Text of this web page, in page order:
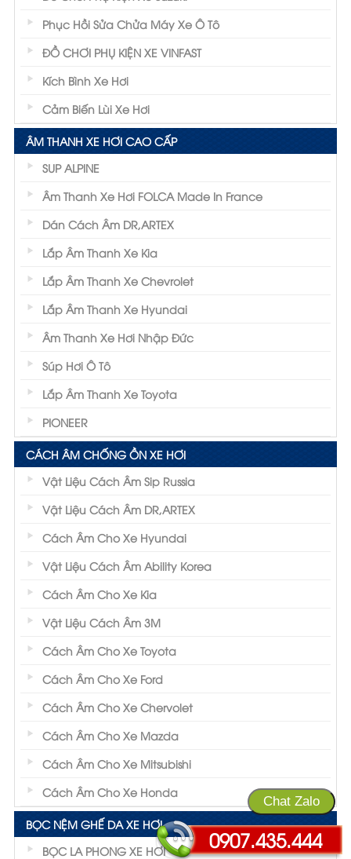
Phục Hồi Sửa Chửa Máy Xe Ô Tô
ĐỒ CHƠI PHỤ KIỆN XE VINFAST
Kích Bình Xe Hơi
Cảm Biến Lùi Xe Hơi
ÂM THANH XE HƠI CAO CẤP
SUP ALPINE
Âm Thanh Xe Hơi FOLCA Made In France
Dán Cách Âm DR,ARTEX
Lắp Âm Thanh Xe Kia
Lắp Âm Thanh Xe Chevrolet
Lắp Âm Thanh Xe Hyundai
Âm Thanh Xe Hơi Nhập Đức
Súp Hơi Ô Tô
Lắp Âm Thanh Xe Toyota
PIONEER
CÁCH ÂM CHỐNG ỒN XE HƠI
Vật Liệu Cách Âm Sip Russia
Vật Liệu Cách Âm DR,ARTEX
Cách Âm Cho Xe Hyundai
Vật Liệu Cách Âm Ability Korea
Cách Âm Cho Xe Kia
Vật Liệu Cách Âm 3M
Cách Âm Cho Xe Toyota
Cách Âm Cho Xe Ford
Cách Âm Cho Xe Chervolet
Cách Âm Cho Xe Mazda
Cách Âm Cho Xe Mitsubishi
Cách Âm Cho Xe Honda
BỌC NỆM GHẾ DA XE HƠI
BỌC LA PHONG XE HƠI
0907.435.444
Chat Zalo